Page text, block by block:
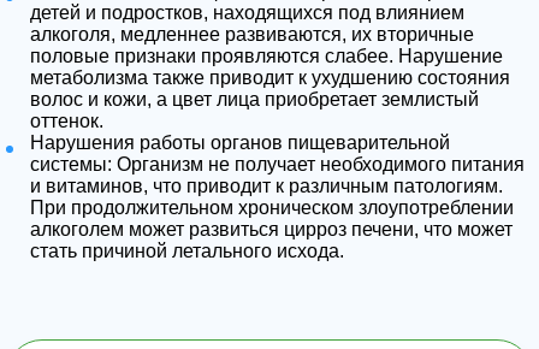
детей и подростков, находящихся под влиянием
алкоголя, медленнее развиваются, их вторичные
половые признаки проявляются слабее. Нарушение
метаболизма также приводит к ухудшению состояния
волос и кожи, а цвет лица приобретает землистый
оттенок.
Нарушения работы органов пищеварительной
системы: Организм не получает необходимого питания
и витаминов, что приводит к различным патологиям.
При продолжительном хроническом злоупотреблении
алкоголем может развиться цирроз печени, что может
стать причиной летального исхода.